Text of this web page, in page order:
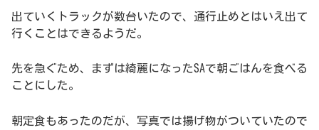
出ていくトラックが数台いたので、通行止めとはいえ出て
行くことはできるようだ。
先を急ぐため、まずは綺麗になったSAで朝ごはんを食べる
ことにした。
朝定食もあったのだが、写真では揚げ物がついていたので